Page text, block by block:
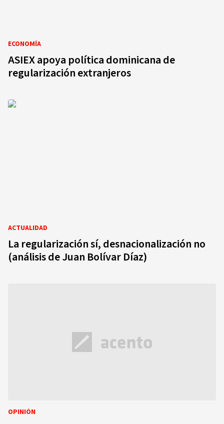
ECONOMÍA
ASIEX apoya política dominicana de
regularización extranjeros
ACTUALIDAD
La regularización sí, desnacionalización no
(análisis de Juan Bolívar Díaz)
OPINIÓN